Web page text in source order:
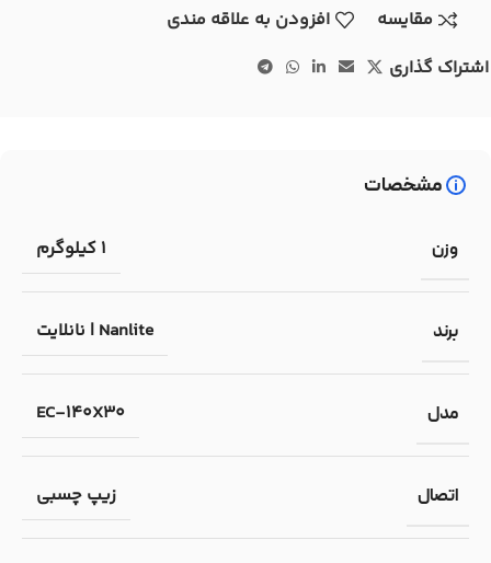
مقایسه
افزودن به علاقه مندی
اشتراک گذاری
مشخصات
وزن 1 کیلوگرم
برند Nanlite | نانلایت
مدل EC-140X30
اتصال زیپ چسبی